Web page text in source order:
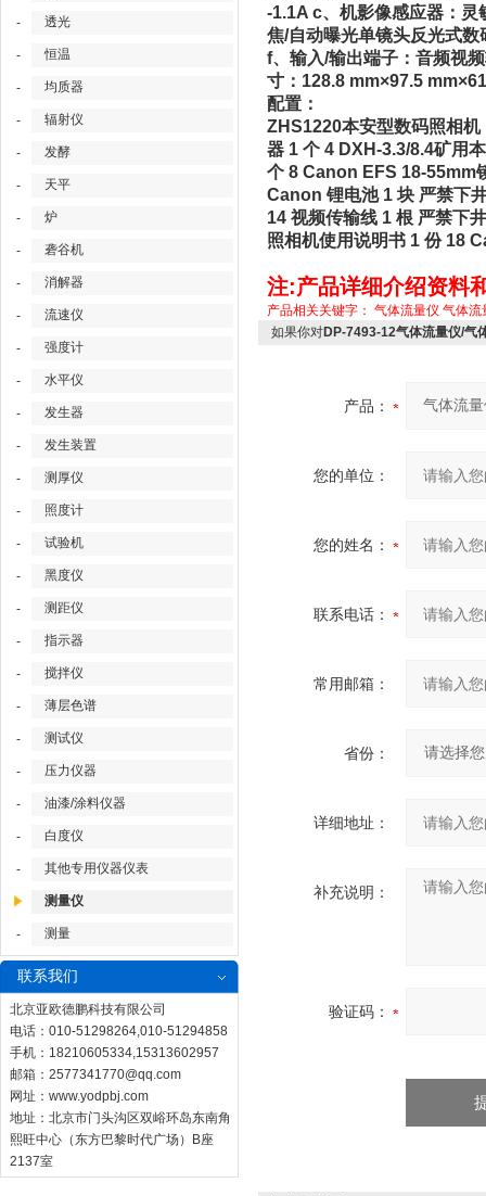
- 透光
- 恒温
- 均质器
- 辐射仪
- 发酵
- 天平
- 炉
- 砻谷机
- 消解器
- 流速仪
- 强度计
- 水平仪
- 发生器
- 发生装置
- 测厚仪
- 照度计
- 试验机
- 黑度仪
- 测距仪
- 指示器
- 搅拌仪
- 薄层色谱
- 测试仪
- 压力仪器
- 油漆/涂料仪器
- 白度仪
- 其他专用仪器仪表
测量仪
- 测量
联系我们
北京亚欧德鹏科技有限公司
电话：010-51298264,010-51294858
手机：18210605334,15313602957
邮箱： 2577341770@qq.com
网址： www.yodpbj.com
地址：北京市门头沟区双峪环岛东南角
熙旺中心（东方巴黎时代广场）B座
2137室
-1.1A c、机影像感应器：
焦/自动曝光单镜头反光式
f、输入/输出端子：音频视
寸：128.8 mm×97.5
配置：
ZHS1220本安型数码照相
器 1 个 4 DXH-3.3/8.4矿用
个 8 Canon EFS 18-55mm
Canon 锂电池 1 块 严禁下
14 视频传输线 1 根 严禁下
照相机使用说明书 1 份 18
注:产品详细介绍资料
产品相关关键字： 气体流量仪 气体流
如果你对DP-7493-12气体流量仪/气
产品：
您的单位：
您的姓名：
联系电话：
常用邮箱：
省份：
详细地址：
补充说明：
验证码：